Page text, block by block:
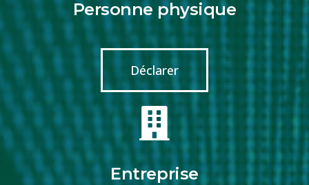
Personne physique
Déclarer
Entreprise